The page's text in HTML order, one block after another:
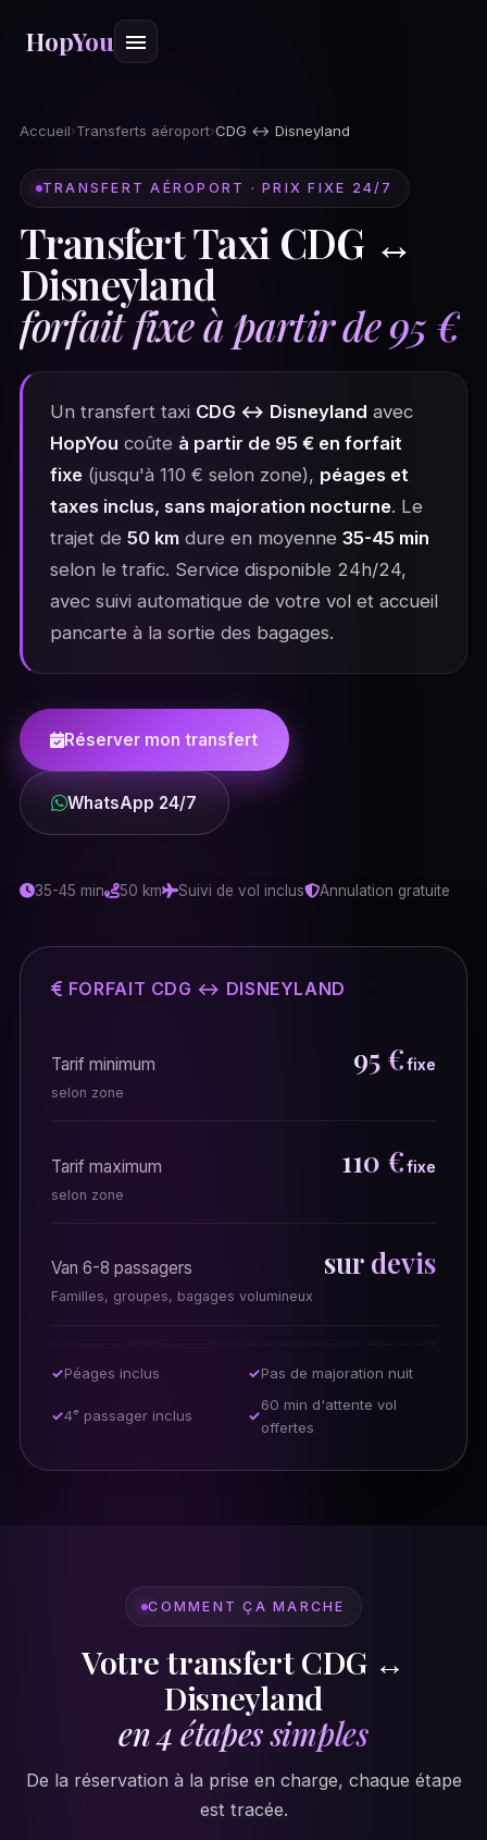
HopYou
Accueil›Transferts aéroport›CDG ↔ Disneyland
TRANSFERT AÉROPORT · PRIX FIXE 24/7
Transfert Taxi CDG ↔
Disneyland
forfait fixe à partir de 95 €
Un transfert taxi CDG ↔ Disneyland avec
HopYou coûte à partir de 95 € en forfait
fixe (jusqu'à 110 € selon zone), péages et
taxes inclus, sans majoration nocturne. Le
trajet de50 km dure en moyenne35-45 min
selon le trafic. Service disponible 24h/24,
avec suivi automatique de votre vol et accueil
pancarte à la sortie des bagages.
Réserver mon transfert
WhatsApp 24/7
35-45 min 50 km Suivi de vol inclus Annulation gratuite
FORFAIT CDG ↔ DISNEYLAND
Tarif minimum
selon zone
95 €fixe
Tarif maximum
selon zone
110 €fixe
Van 6-8 passagers
Familles, groupes, bagages volumineux
sur devis
Péages inclus Pas de majoration nuit
4ᵉ passager inclus
60 min d'attente vol
offertes
COMMENT ÇA MARCHE
Votre transfert CDG ↔
Disneyland
en 4 étapes simples
De la réservation à la prise en charge, chaque étape
est tracée.